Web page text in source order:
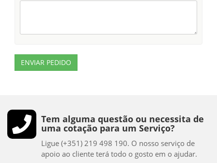
ENVIAR PEDIDO
Tem alguma questão ou necessita de
uma cotação para um Serviço?
Ligue (+351) 219 498 190. O nosso serviço de
apoio ao cliente terá todo o gosto em o ajudar.